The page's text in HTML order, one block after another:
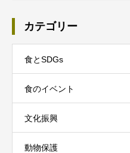
カテゴリー
食とSDGs
食のイベント
文化振興
動物保護